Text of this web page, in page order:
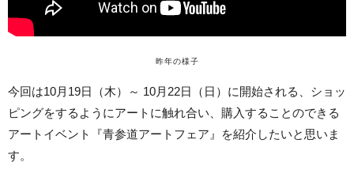
昨年の様子
今回は10月19日（木）～ 10月22日（日）に開始される、ショッ
ピングをするようにアートに触れ合い、購入することのできる
アートイベント『青参道アートフェア』を紹介したいと思いま
す。